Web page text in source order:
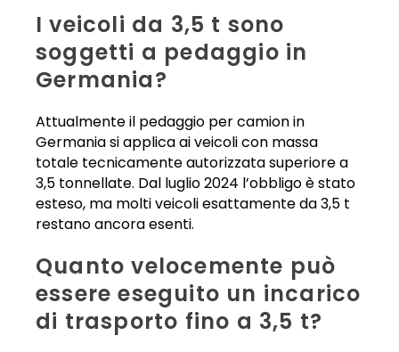
I veicoli da 3,5 t sono
soggetti a pedaggio in
Germania?
Attualmente il pedaggio per camion in
Germania si applica ai veicoli con massa
totale tecnicamente autorizzata superiore a
3,5 tonnellate. Dal luglio 2024 l’obbligo è stato
esteso, ma molti veicoli esattamente da 3,5 t
restano ancora esenti.
Quanto velocemente può
essere eseguito un incarico
di trasporto fino a 3,5 t?